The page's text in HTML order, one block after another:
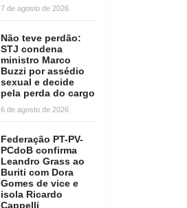
7 de agosto de 2026
Não teve perdão:
STJ condena
ministro Marco
Buzzi por assédio
sexual e decide
pela perda do cargo
6 de agosto de 2026
Federação PT-PV-
PCdoB confirma
Leandro Grass ao
Buriti com Dora
Gomes de vice e
isola Ricardo
Cappelli